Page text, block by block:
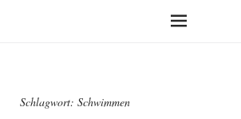
Schlagwort: Schwimmen